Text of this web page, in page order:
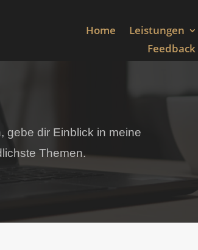
Home Leistungen
Feedback
gebe dir Einblick in meine
Themen.